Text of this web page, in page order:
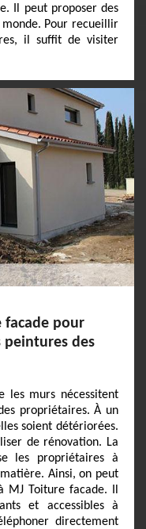
Il peut proposer des
Pour recueillir
il suffit de visiter
facade pour
peintures des
les murs nécessitent
propriétaires. À un
soient détériorées.
de rénovation. La
les propriétaires à
Ainsi, on peut
MJ Toiture facade. Il
et accessibles à
directement